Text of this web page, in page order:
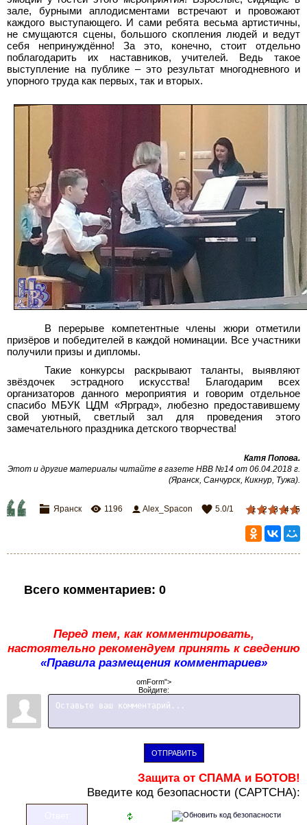
зале, бурными аплодисментами встречают и провожают
каждого выступающего. И сами ребята весьма артистичны,
не смущаются сцены, большого скопления людей и ведут
себя непринуждённо! За это, конечно, стоит отдельно
поблагодарить их наставников, учителей. Ведь такое
выступление на публике – это результат многодневного и
упорного труда как первых, так и вторых.
В перерыве компетентные члены жюри отметили
призёров и победителей в каждой номинации. Все участники
получили призы и дипломы.
Такие конкурсы раскрывают таланты, выявляют
звёздочек эстрадного искусства! Благодарим всех
организаторов данного мероприятия и говорим отдельное
спасибо МБУК ЦДМ «Ярград», любезно предоставившему
свой уютный, светлый зал для проведения этого
замечательного праздника детского творчества!
Катя Попова.
Этот и другие материалы читайте в газете НВВ №14 от 06.04.2018 г.
(Яранск, Санчурск, Кикнур, Тужа).
1 2 3 4 5
Яранск 1196 Alex_Spacon 5.0/1
Всего комментариев: 0
Перед тем, как комментировать,
настоятельно рекомендуем принять к сведению
«Правила размещения комментариев»
omForm">
Войдите:
ОТПРАВИТЬ
Защита от СПАМА и БОТОВ!
Введите код безопасности (CAPTCHA):